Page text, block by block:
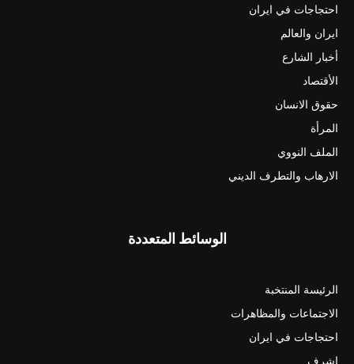
احتجاجات في ايران
ايران والعالم
أخبار الشارع
الأقتصاد
حقوق الانسان
المرأة
الملف النووي
الارهاب والتطرف الديني
الوسائط المتعددة
الرئيسة المنتخبة
الاجتماعات والمظاهرات
احتجاجات في ايران
اشرف